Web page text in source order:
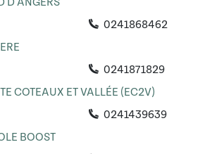
0241868462
0241871829
COTEAUX ET VALLÉE (EC2V)
0241439639
BOOST